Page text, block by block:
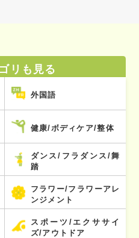
リも見る
外国語
健康/ボディケア/整体
ダンス/フラダンス/舞
踏
フラワー/フラワーアレ
ンジメント
スポーツ/エクササイ
ズ/アウトドア